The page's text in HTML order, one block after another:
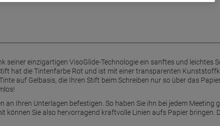
seiner einzigartigen VisoGlide-Technologie ein sanftes und leichtes
hat die Tintenfarbe Rot und ist mit einer transparenten
auf Gelbasis, die Ihren Stift beim Schreiben nur so über das
an Ihren Unterlagen befestigen. So haben Sie ihn bei jedem Meeting
können Sie also hervorragend kraftvolle Linien aufs Papier bringen.